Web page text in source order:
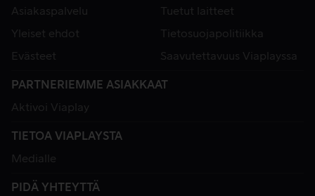
Asiakaspalvelu
Tuetut laitteet
Yleiset ehdot
Tietosuojapolitiikka
Evästeet
Saavutettavuus Viaplayssa
PARTNERIEMME ASIAKKAAT
Aktivoi Viaplay
TIETOA VIAPLAYSTA
Medialle
PIDÄ YHTEYTTÄ